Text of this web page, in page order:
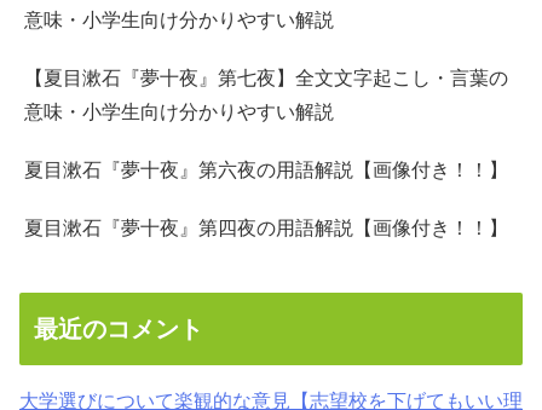
意味・小学生向け分かりやすい解説
【夏目漱石『夢十夜』第七夜】全文文字起こし・言葉の
意味・小学生向け分かりやすい解説
夏目漱石『夢十夜』第六夜の用語解説【画像付き！！】
夏目漱石『夢十夜』第四夜の用語解説【画像付き！！】
最近のコメント
大学選びについて楽観的な意見【志望校を下げてもいい理